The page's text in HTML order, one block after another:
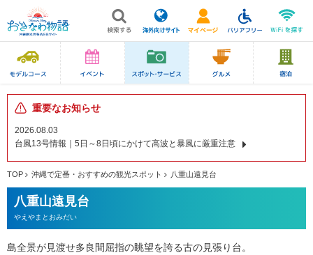
重要なお知らせ
2026.08.03
台風13号情報｜5日～8日頃にかけて高波と暴風に厳重注意
TOP 沖縄で定番・おすすめの観光スポット 八重山遠見台
八重山遠見台
やえやまとおみだい
島全景が見渡せ多良間屈指の眺望を誇る古の見張り台。